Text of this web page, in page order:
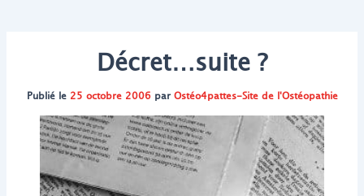
Décret…suite ?
Publié le 25 octobre 2006parOstéo4pattes-Site de l'Ostéopathie